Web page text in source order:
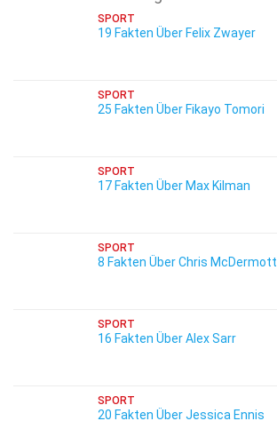
SPORT
19 Fakten Über Felix Zwayer
SPORT
25 Fakten Über Fikayo Tomori
SPORT
17 Fakten Über Max Kilman
SPORT
8 Fakten Über Chris McDermott
SPORT
16 Fakten Über Alex Sarr
SPORT
20 Fakten Über Jessica Ennis